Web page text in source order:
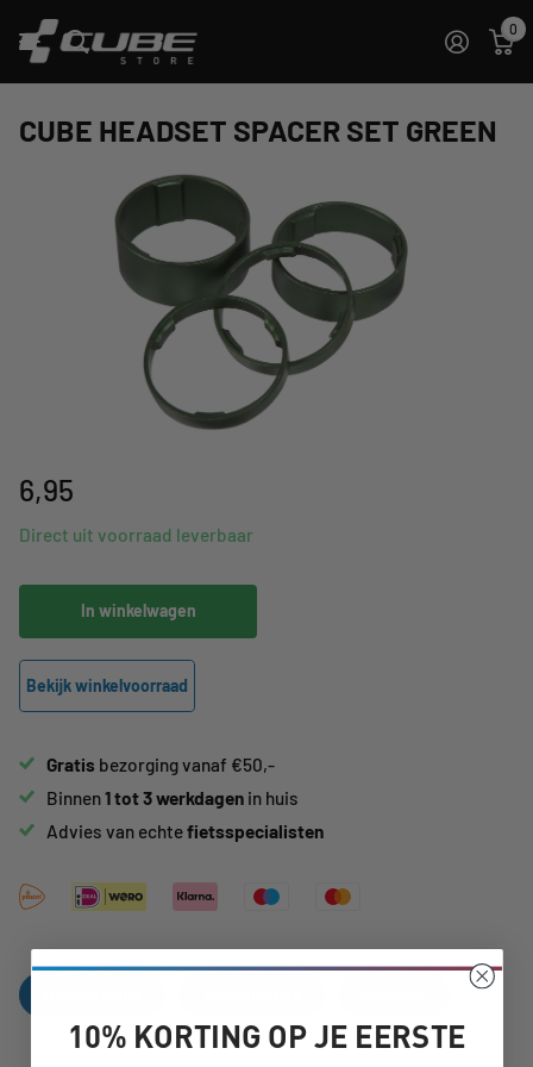
0
CUBE HEADSET SPACER SET GREEN
6,95
Direct uit voorraad leverbaar
In winkelwagen
Bekijk winkelvoorraad
Gratis bezorging vanaf €50,-
Binnen1 tot 3 werkdagen in huis
Advies van echtefietsspecialisten
10% KORTING OP JE EERSTE